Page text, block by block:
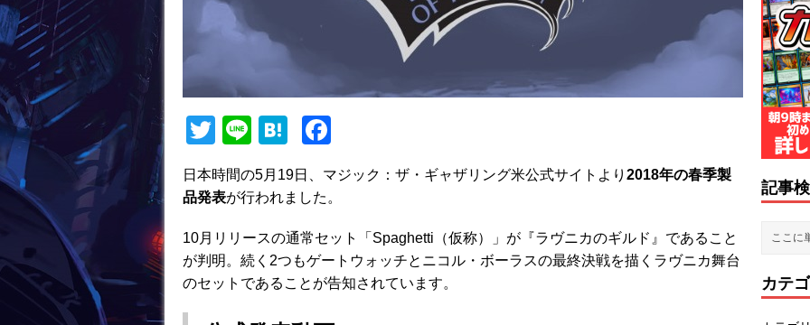
T
w
itt
Li
e
H
e
a
c
b
o
日本時間の5月19日、マジック：ザ・ギャザリング米公式サイトより 2018年の春季製
品発表が行われました。
10月リリースの通常セット「Spaghetti（仮称）」が『ラヴニカのギルド』であること
が判明。続く2つもゲートウォッチとニコル・ボーラスの最終決戦を描くラヴニカ舞台
のセットであることが告知されています。
記事
カテ